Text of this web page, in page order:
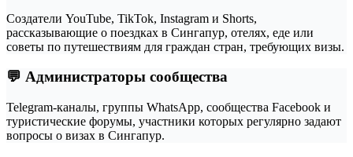
Создатели YouTube, TikTok, Instagram и Shorts,
рассказывающие о поездках в Сингапур, отелях, еде или
советы по путешествиям для граждан стран, требующих визы.
💬 Администраторы сообщества
Telegram-каналы, группы WhatsApp, сообщества Facebook и
туристические форумы, участники которых регулярно задают
вопросы о визах в Сингапур.